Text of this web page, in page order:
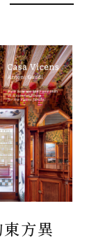
方異